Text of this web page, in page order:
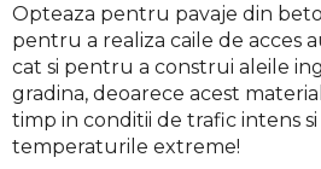
Opteaza pentru pavaje din
pentru a realiza caile de acces
cat si pentru a construi aleile
gradina, deoarece acest
timp in conditii de trafic intens
temperaturile extreme!